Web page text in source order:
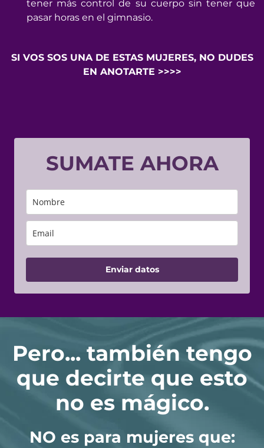
tener más control de su cuerpo sin tener que
pasar horas en el gimnasio.
SI VOS SOS UNA DE ESTAS MUJERES, NO DUDES
EN ANOTARTE >>>>
SUMATE AHORA
Enviar datos
Pero... también tengo
que decirte que esto
no es mágico.
NO es para mujeres que: